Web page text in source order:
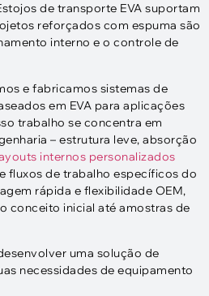
de transporte EVA suportam
reforçados com espuma são
interno e o controle de
e fabricamos sistemas de
em EVA para aplicações
trabalho se concentra em
– estrutura leve, absorção
internos personalizados
fluxos de trabalho específicos do
rápida e flexibilidade OEM,
conceito inicial até amostras de
uma solução de
necessidades de equipamento